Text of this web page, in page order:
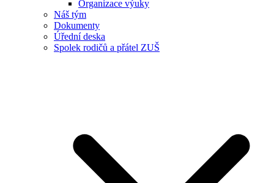
Organizace výuky
Náš tým
Dokumenty
Úřední deska
Spolek rodičů a přátel ZUŠ